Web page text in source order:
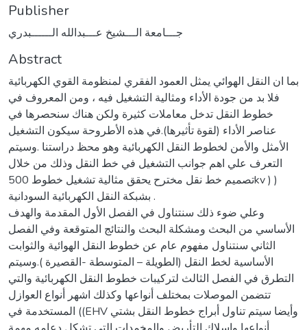
Publisher
جـــامعة الـــشيخ عـــبدالله الــــــبدري
Abstract
بما ان النقل الهوائي يمثل العمود الفقري لمنظومة القوي الكهربائية
فلا بد من جودة الأداء ومثالية التشغيل فيه ، ومن المعروف في
خطوط النقل تدخل معاملات كثيرة ولكن هناك سنحصرها في
عناصر الأداء (لقوة تأثيرها).في هذه الأطروحة سيكون التشغيل
الأمثل والأمن لخطوط النقل الكهربائية وهو محظ دراستنا .وسيتم
التعرف علي اهم جوانب التشغيل في خط النقل وذلك من خلال
تصميم خط نقل مخترح يحقق مثالية تشغيل خطوط 500kv ) )
بشبكة النقل الكهربائية السودانية .
وعلي ضوء ذلك سنتناول في الفصل الأول المقدمة والهدف
الأساسي من البحث ومشكلة البحث والنتائج المتوقعة وفي الفصل
الثاني سنتناول مفهوم عام عن خطوط النقل الهوائية والثوابت
الأساسية لخط النقل (الطويلة – المتوسطة -القصيرة ).وسيتم
التطرق في الفصل الثالث لتركيبات خطوط النقل الكهربائية والتي
تتضمن الموصلات بمختلف أنواعها وكذلك اشهر أنواع العوازل
المستخدمة في ((EHV وأيضا سيتم تناول أبراج خطوط النقل بشتي